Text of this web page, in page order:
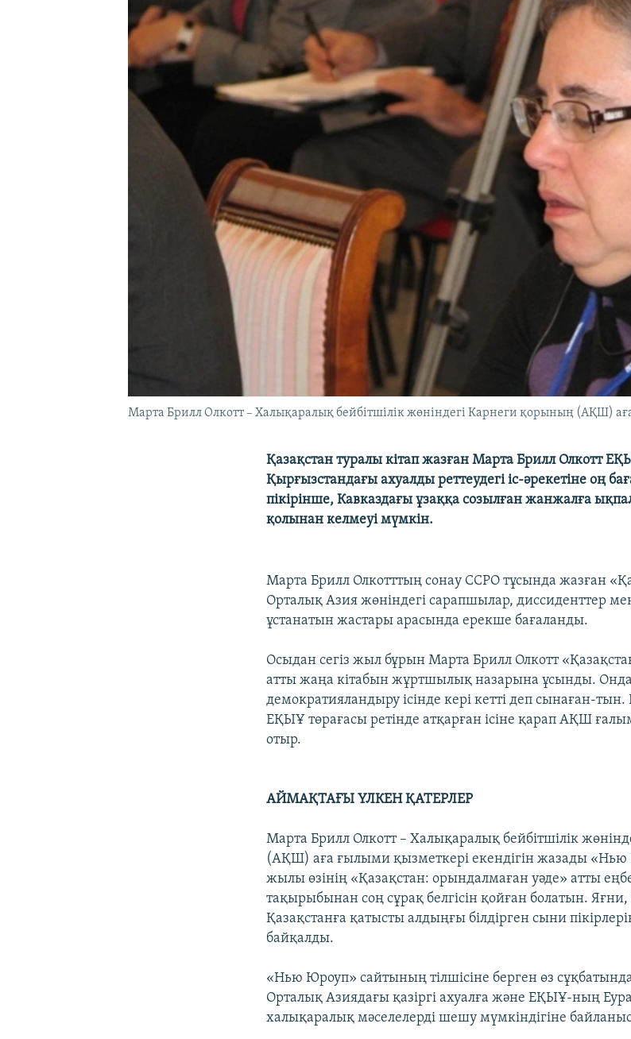
Марта Брилл Олкотт – Халықаралық бейбітшілік жөніндегі Карнеги қорының (АҚШ)
Қазақстан туралы кітап жазған Марта Брилл Олкотт
Қырғызстандағы ахуалды реттеудегі іс-әрекетіне оң
пікірінше, Кавказдағы ұзаққа созылған жанжалға
қолынан келмеуі мүмкін.
Марта Брилл Олкотттың сонау ССРО тұсында жазған
Орталық Азия жөніндегі сарапшылар, диссиденттер
ұстанатын жастары арасында ерекше бағаланды.
Осыдан сегіз жыл бұрын Марта Брилл Олкотт
атты жаңа кітабын жұртшылық назарына ұсынды. Онда
демократияландыру ісінде кері кетті деп сынаған-
ЕҚЫҰ төрағасы ретінде атқарған ісіне қарап АҚШ
отыр.
АЙМАҚТАҒЫ ҮЛКЕН ҚАТЕРЛЕР
Марта Брилл Олкотт – Халықаралық бейбітшілік
(АҚШ) аға ғылыми қызметкері екендігін жазады
жылы өзінің «Қазақстан: орындалмаған уәде» атты
тақырыбынан соң сұрақ белгісін қойған болатын.
Қазақстанға қатысты алдыңғы білдірген сыни
байқалды.
«Нью Юроуп» сайтының тілшісіне берген өз
Орталық Азиядағы қазіргі ахуалға және ЕҚЫҰ-ның
халықаралық мәселелерді шешу мүмкіндігіне